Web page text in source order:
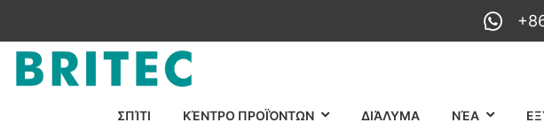
ΣΠΊΤΙ ΚΈΝΤΡΟ ΠΡΟΪΌΝΤΩΝ ΔΙΆΛΥΜΑ ΝΈΑ